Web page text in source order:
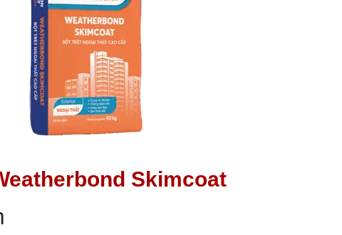
Skimcoat